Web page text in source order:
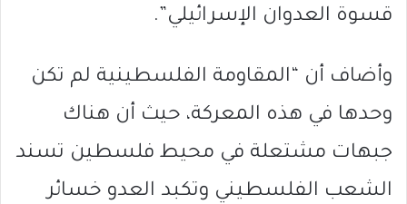
قسوة العدوان الإسرائيلي”.
وأضاف أن “المقاومة الفلسطينية لم تكن
وحدها في هذه المعركة، حيث أن هناك
جبهات مشتعلة في محيط فلسطين تسند
الشعب الفلسطيني وتكبد العدو خسائر